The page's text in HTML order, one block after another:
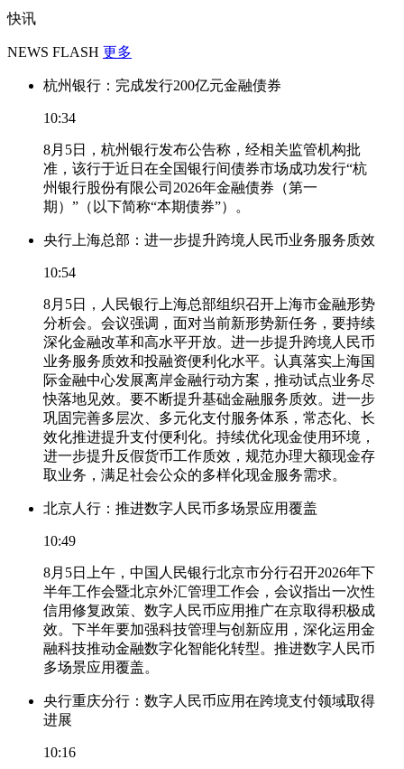
快讯
NEWS FLASH 更多
杭州银行：完成发行200亿元金融债券
10:34
8月5日，杭州银行发布公告称，经相关监管机构批
准，该行于近日在全国银行间债券市场成功发行“杭
州银行股份有限公司2026年金融债券（第一
期）”（以下简称“本期债券”）。
央行上海总部：进一步提升跨境人民币业务服务质效
10:54
8月5日，人民银行上海总部组织召开上海市金融形势
分析会。会议强调，面对当前新形势新任务，要持续
深化金融改革和高水平开放。进一步提升跨境人民币
业务服务质效和投融资便利化水平。认真落实上海国
际金融中心发展离岸金融行动方案，推动试点业务尽
快落地见效。要不断提升基础金融服务质效。进一步
巩固完善多层次、多元化支付服务体系，常态化、长
效化推进提升支付便利化。持续优化现金使用环境，
进一步提升反假货币工作质效，规范办理大额现金存
取业务，满足社会公众的多样化现金服务需求。
北京人行：推进数字人民币多场景应用覆盖
10:49
8月5日上午，中国人民银行北京市分行召开2026年下
半年工作会暨北京外汇管理工作会，会议指出一次性
信用修复政策、数字人民币应用推广在京取得积极成
效。下半年要加强科技管理与创新应用，深化运用金
融科技推动金融数字化智能化转型。推进数字人民币
多场景应用覆盖。
央行重庆分行：数字人民币应用在跨境支付领域取得
进展
10:16